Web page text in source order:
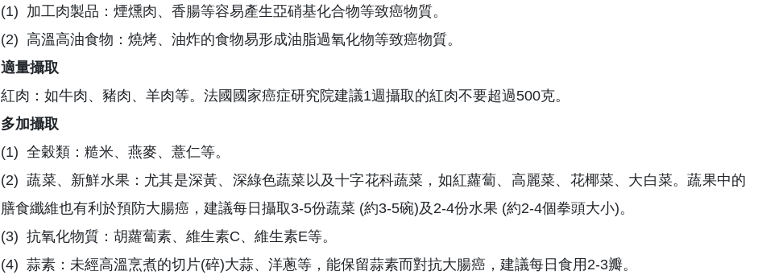
(1) 加工肉製品：煙燻肉、香腸等容易產生亞硝基化合物等致癌物質。
(2) 高溫高油食物：燒烤、油炸的食物易形成油脂過氧化物等致癌物質。
適量攝取
紅肉：如牛肉、豬肉、羊肉等。法國國家癌症研究院建議1週攝取的紅肉不要超過500克。
多加攝取
(1) 全穀類：糙米、燕麥、薏仁等。
(2) 蔬菜、新鮮水果：尤其是深黃、深綠色蔬菜以及十字花科蔬菜，如紅蘿蔔、高麗菜、花椰菜、大白菜。蔬果中的
膳食纖維也有利於預防大腸癌，建議每日攝取3-5份蔬菜 (約3-5碗)及2-4份水果 (約2-4個拳頭大小)。
(3) 抗氧化物質：胡蘿蔔素、維生素C、維生素E等。
(4) 蒜素：未經高溫烹煮的切片(碎)大蒜、洋蔥等，能保留蒜素而對抗大腸癌，建議每日食用2-3瓣。